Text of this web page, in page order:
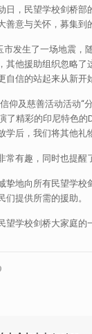
日，民望学校剑桥
善意与关怀，募集到
市发生了一场地震，
其他援助组织忽略
信的站起来从新开
仰及慈善活动活动
了精彩的印尼特色
学后，我们将其他礼
常有趣，同时也提醒
挚地向所有民望学
们提供所需的援助。
望学校剑桥大家庭的